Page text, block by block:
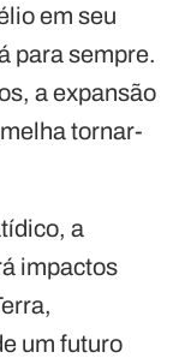
em seu
para sempre.
a expansão
tornar-
a
impactos
um futuro